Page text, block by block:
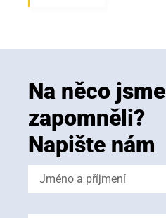
Na něco jsme
zapomněli?
Napište nám